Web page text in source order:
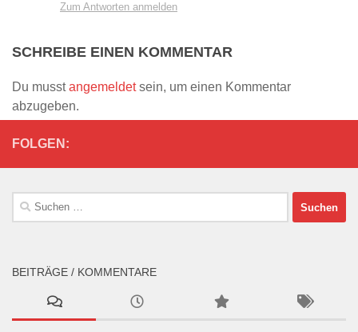
Zum Antworten anmelden
SCHREIBE EINEN KOMMENTAR
Du musstangemeldetsein, um einen Kommentar
abzugeben.
FOLGEN:
Suchen
nach:
BEITRÄGE / KOMMENTARE